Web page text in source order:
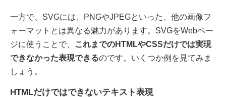
一方で、SVGには、PNGやJPEGといった、他の画像フ
ォーマットとは異なる魅力があります。SVGをWebペー
ジに使うことで、
これまでのHTMLやCSSだけでは実現
できなかった表現できるのです。いくつか例を見てみま
しょう。
HTMLだけではできないテキスト表現